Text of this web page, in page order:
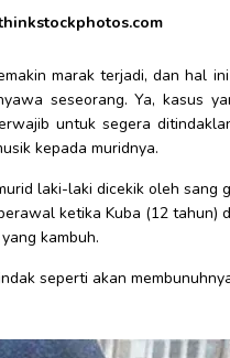
marak terjadi, dan hal
seseorang. Ya, kasus
untuk segera
kepada muridnya.
laki-laki dicekik oleh sang
ketika Kuba (12 tahun)
kambuh.
seperti akan